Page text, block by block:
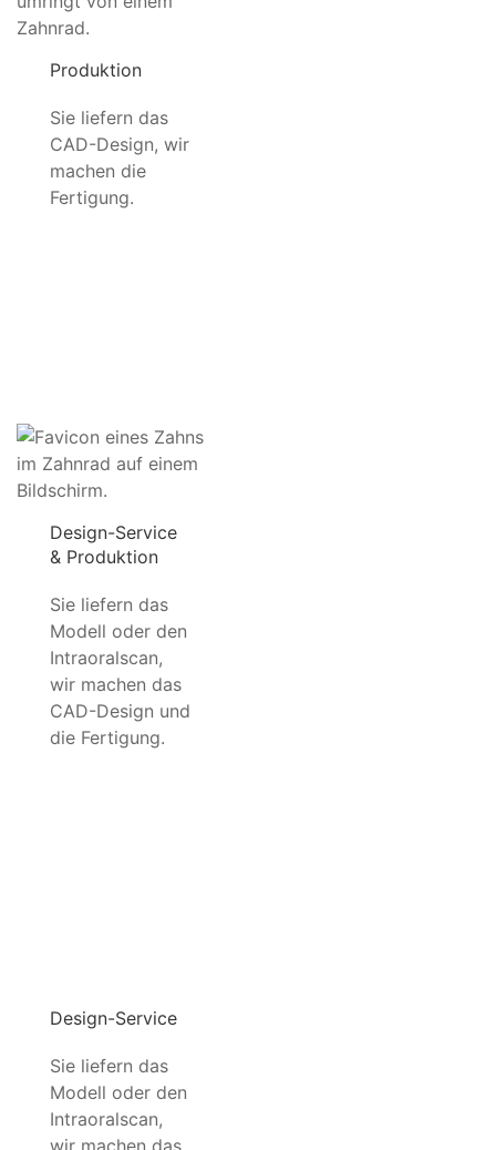
Produktion
Sie liefern das
CAD-Design, wir
machen die
Fertigung.
Design-Service
& Produktion
Sie liefern das
Modell oder den
Intraoralscan,
wir machen das
CAD-Design und
die Fertigung.
Design-Service
Sie liefern das
Modell oder den
Intraoralscan,